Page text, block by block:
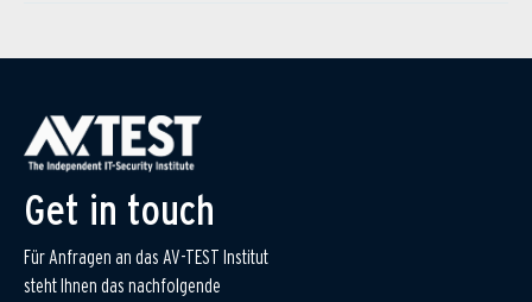
Get in touch
Für Anfragen an das AV-TEST Institut
steht Ihnen das nachfolgende